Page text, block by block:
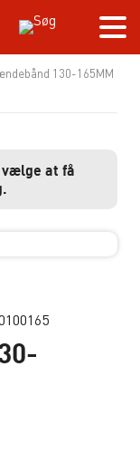
130-165MM
vælge at få